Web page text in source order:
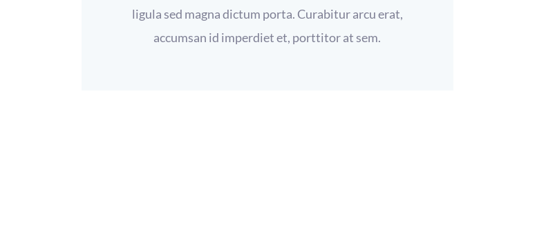
ligula sed magna dictum porta. Curabitur arcu erat,
accumsan id imperdiet et, porttitor at sem.